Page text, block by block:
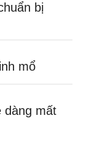
bị
mổ
dàng mất